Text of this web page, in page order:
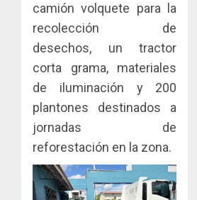
camión volquete para la
recolección de
desechos, un tractor
corta grama, materiales
de iluminación y 200
plantones destinados a
jornadas de
reforestación en la zona.